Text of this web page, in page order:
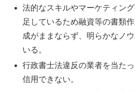
法的なスキルやマーケティン
足しているため融資等の書類
成がままならず、明らかなノ
いる。
行政書士法違反の業者を当た
信用できない。